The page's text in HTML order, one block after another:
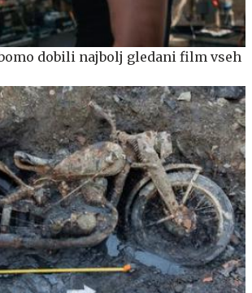
dobili najbolj gledani film vseh